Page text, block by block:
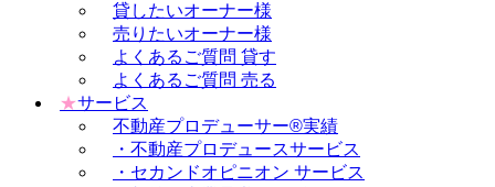
貸したいオーナー様
売りたいオーナー様
よくあるご質問 貸す
よくあるご質問 売る
★サービス
不動産プロデューサー®実績
・不動産プロデュースサービス
・セカンドオピニオン サービス